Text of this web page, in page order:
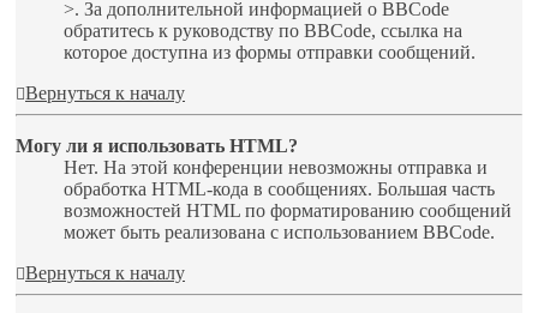
>. За дополнительной информацией о BBCode
обратитесь к руководству по BBCode, ссылка на
которое доступна из формы отправки сообщений.
Вернуться к началу
Могу ли я использовать HTML?
Нет. На этой конференции невозможны отправка и
обработка HTML-кода в сообщениях. Большая часть
возможностей HTML по форматированию сообщений
может быть реализована с использованием BBCode.
Вернуться к началу